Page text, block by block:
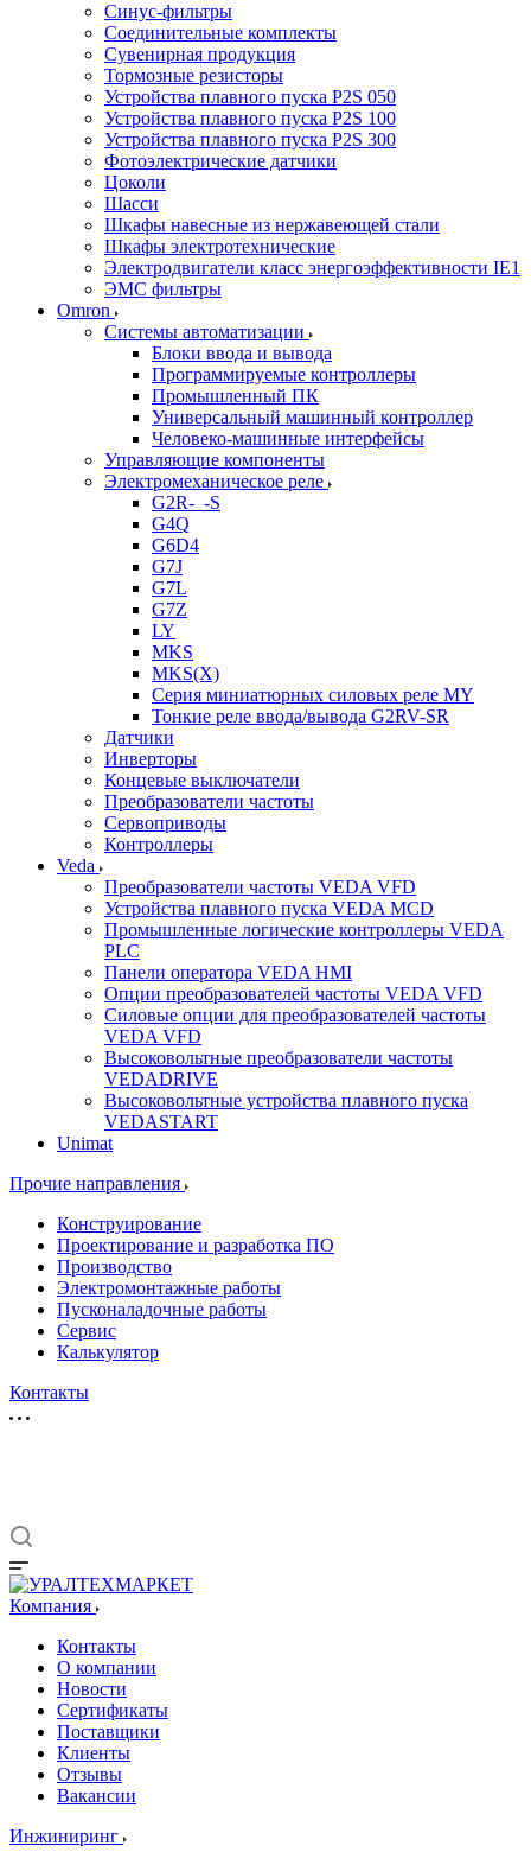
Синус-фильтры
Соединительные комплекты
Сувенирная продукция
Тормозные резисторы
Устройства плавного пуска P2S 050
Устройства плавного пуска P2S 100
Устройства плавного пуска P2S 300
Фотоэлектрические датчики
Цоколи
Шасси
Шкафы навесные из нержавеющей стали
Шкафы электротехнические
Электродвигатели класс энергоэффективности IE1
ЭМС фильтры
Omron
Системы автоматизации
Блоки ввода и вывода
Программируемые контроллеры
Промышленный ПК
Универсальный машинный контроллер
Человеко-машинные интерфейсы
Управляющие компоненты
Электромеханическое реле
G2R-_-S
G4Q
G6D4
G7J
G7L
G7Z
LY
MKS
MKS(X)
Серия миниатюрных силовых реле MY
Тонкие реле ввода/вывода G2RV-SR
Датчики
Инверторы
Концевые выключатели
Преобразователи частоты
Сервоприводы
Контроллеры
Veda
Преобразователи частоты VEDA VFD
Устройства плавного пуска VEDA MCD
Промышленные логические контроллеры VEDA
PLC
Панели оператора VEDA HMI
Опции преобразователей частоты VEDA VFD
Силовые опции для преобразователей частоты
VEDA VFD
Высоковольтные преобразователи частоты
VEDADRIVE
Высоковольтные устройства плавного пуска
VEDASTART
Unimat
Прочие направления
Конструирование
Проектирование и разработка ПО
Производство
Электромонтажные работы
Пусконаладочные работы
Сервис
Калькулятор
Контакты
Компания
Контакты
О компании
Новости
Сертификаты
Поставщики
Клиенты
Отзывы
Вакансии
Инжиниринг